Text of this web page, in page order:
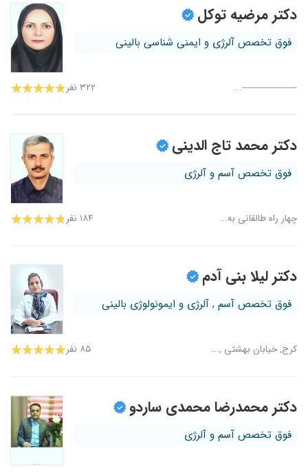
دکتر مرضیه توکل
فوق تخصص آلرژی و ایمنی شناسی بالینی
--------------------... ۳۲۲ نفر
دکتر محمد تاج الدینی
فوق تخصص آسم و آلرژی
چهار راه طالقانی به... ۱۸۴ نفر
دکتر لیلا بنی آدم
فوق تخصص آسم , آلرژی و ایمونولوژی بالینی
کرج, خیابان بهشتی ,... ۸۵ نفر
دکتر محمدرضا محمدی ساردو
فوق تخصص آسم و آلرژی